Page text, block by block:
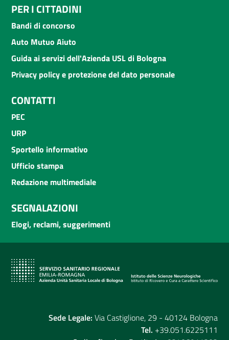
PER I CITTADINI
Bandi di concorso
Auto Mutuo Aiuto
Guida ai servizi dell'Azienda USL di Bologna
Privacy policy e protezione del dato personale
CONTATTI
PEC
URP
Sportello informativo
Ufficio stampa
Redazione multimediale
SEGNALAZIONI
Elogi, reclami, suggerimenti
Sede Legale: Via Castiglione, 29 - 40124 Bologna
Tel. +39.051.6225111